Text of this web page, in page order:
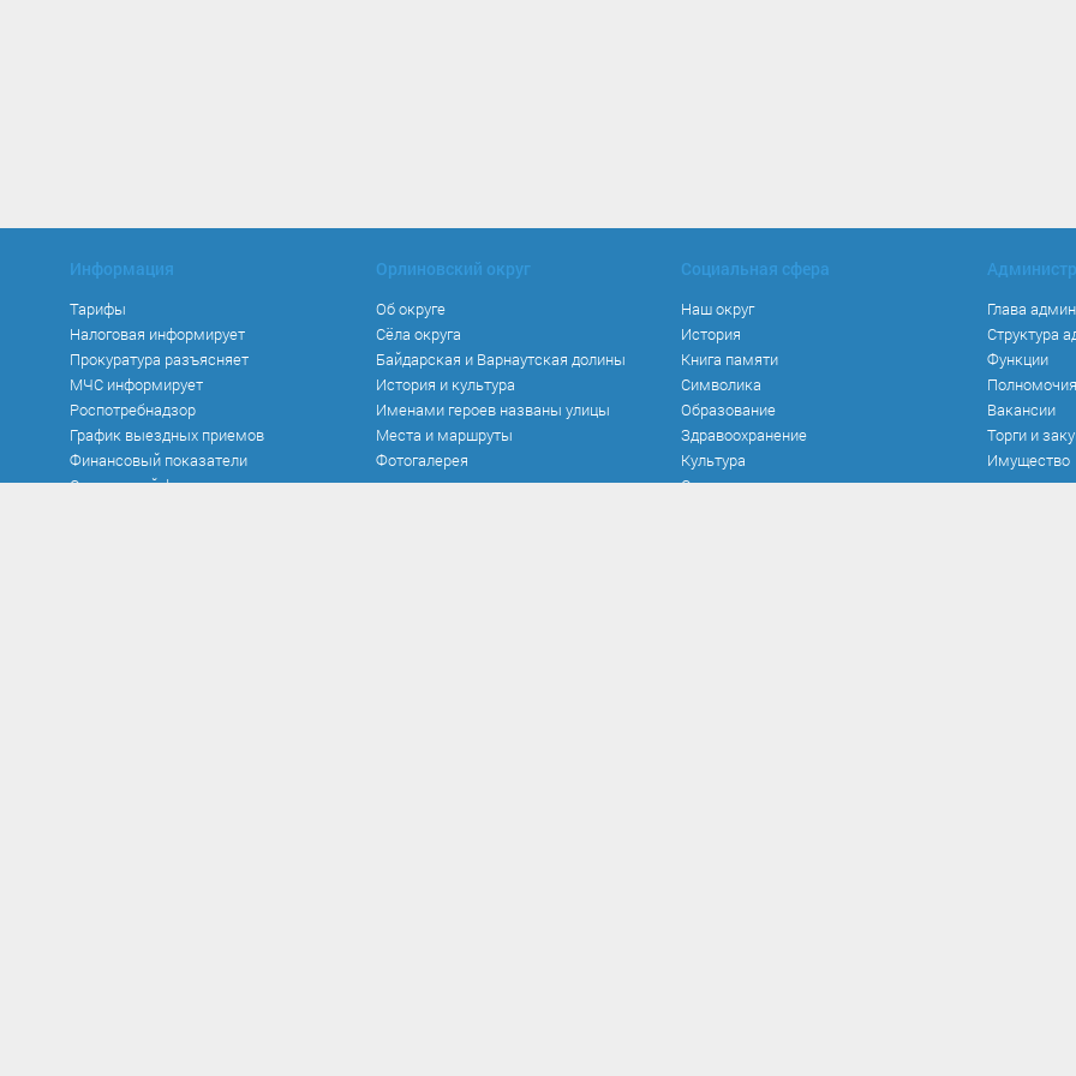
Информация
Тарифы
Налоговая информирует
Прокуратура разъясняет
МЧС информирует
Роспотребнадзор
График выездных приемов
Финансовый показатели
Социальный фонд
Орлиновский округ
Об округе
Сёла округа
Байдарская и Варнаутская долины
История и культура
Именами героев названы улицы
Места и маршруты
Фотогалерея
Социальная сфера
Наш округ
История
Книга памяти
Символика
Образование
Здравоохранение
Культура
Спорт
Глава
Структура
Функции
Полномочия
Вакансии
Торги и
Имущество